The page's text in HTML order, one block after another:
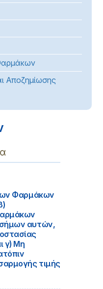
Αποζημίωσης
Φαρμάκων
αυτών,
γ) Μη
τιμής